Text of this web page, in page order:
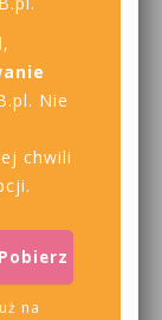
Nie
chwili
na